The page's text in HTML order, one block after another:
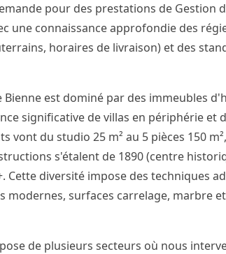
pour des prestations de Gestion
une connaissance approfondie des
horaires de livraison) et des
est dominé par des immeubles
significative de villas en périphérie et
vont du studio 25 m² au 5 pièces 150
s'étalent de 1890 (centre
Cette diversité impose des techniques
modernes, surfaces carrelage, marbre
de plusieurs secteurs où nous